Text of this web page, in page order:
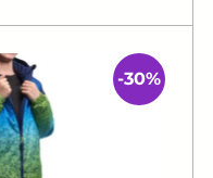
-30%